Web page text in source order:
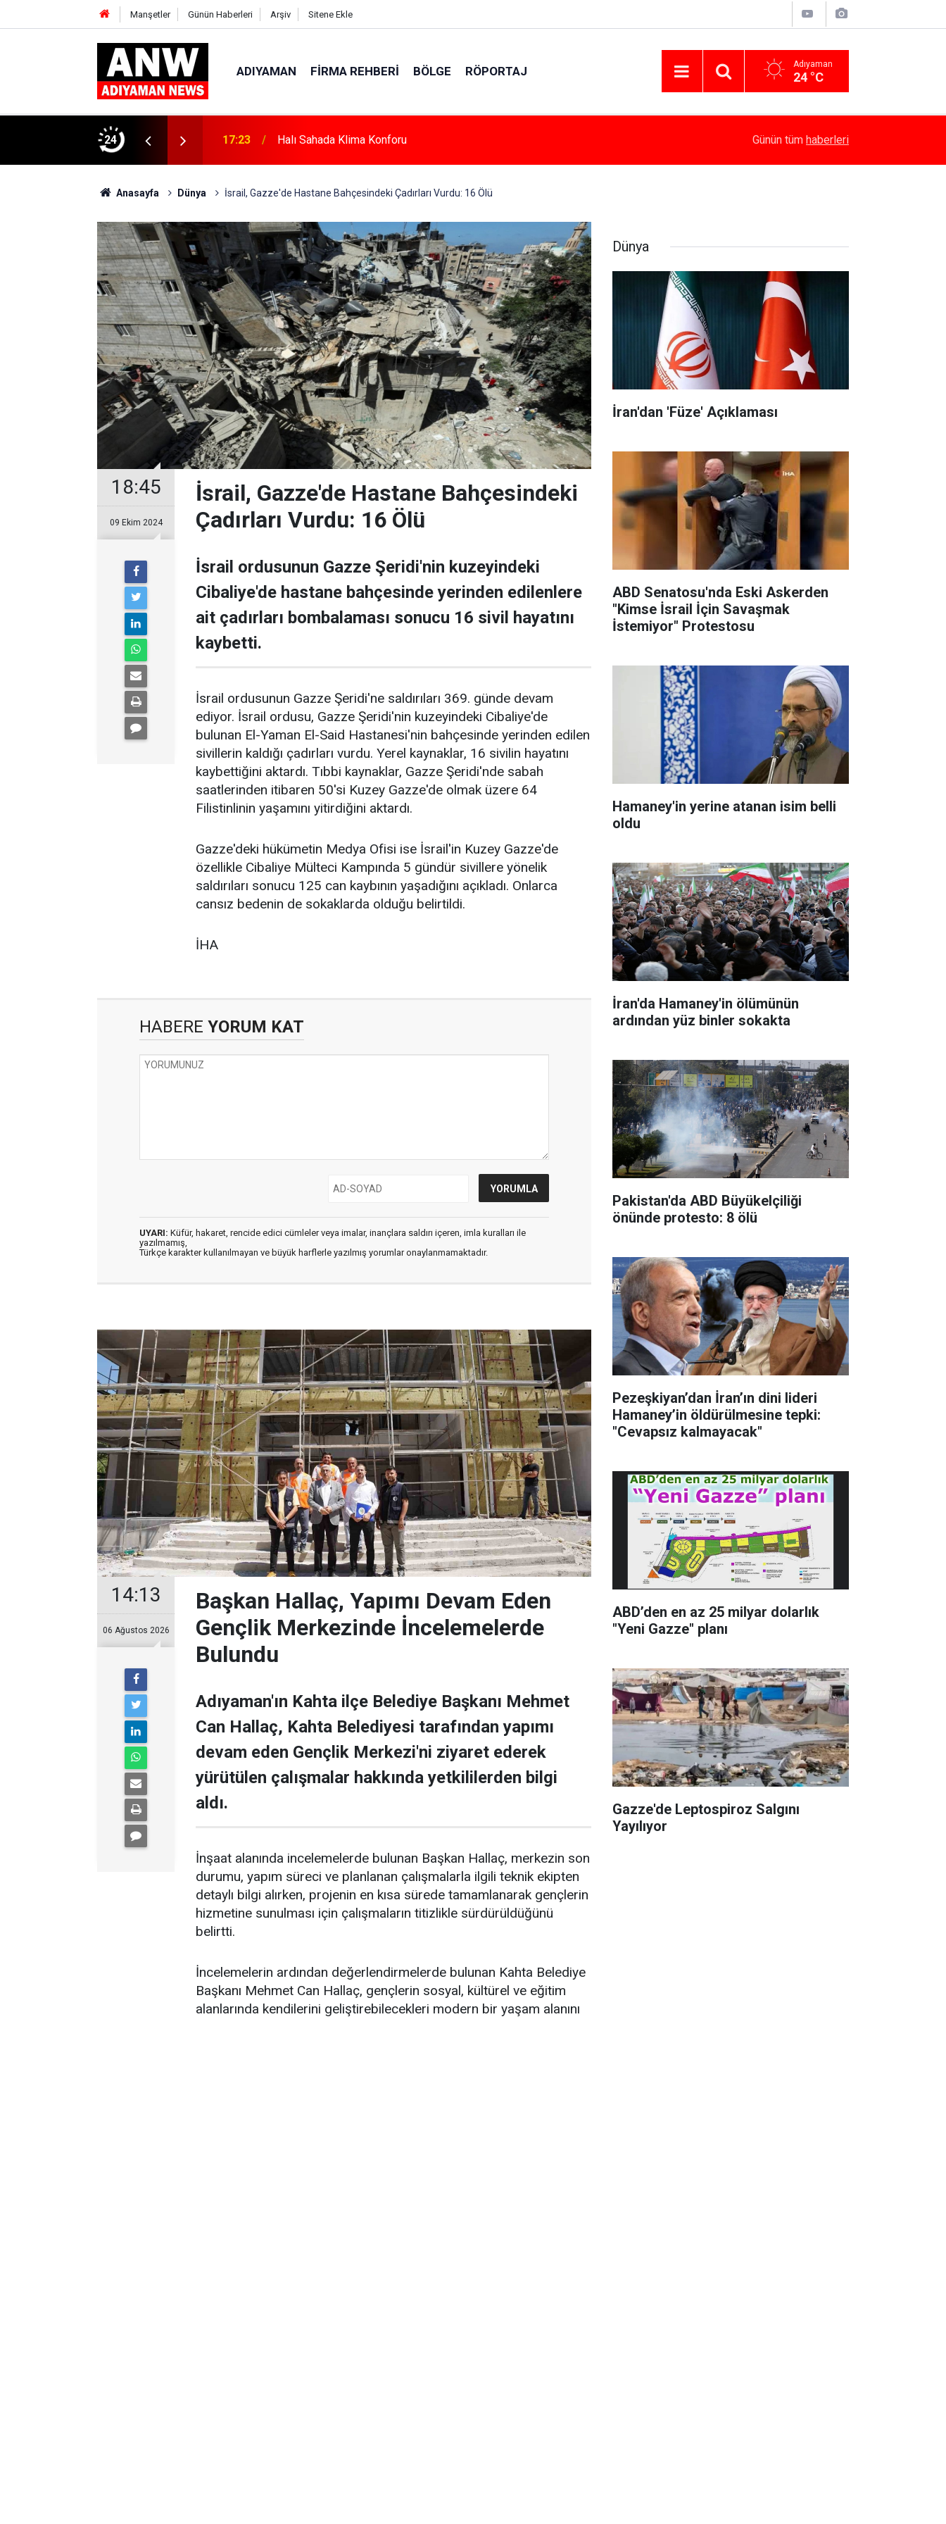
Manşetler Günün Haberleri Arşiv Sitene Ekle
ADIYAMAN FIRMA REHBERI BÖLGE RÖPORTAJ Adıyaman
24 °C
24 17:18 Depremde Azalan Derslik Sayısı Yeni Okullarla Arttı Kaymakam Algın, Kamu Yatırımlarını İnceledi
Günün tüm haberleri
Anasayfa Dünya İsrail, Gazze'de Hastane Bahçesindeki Çadırları Vurdu: 16 Ölü
18:45
09 Ekim 2024
İsrail, Gazze'de Hastane Bahçesindeki
Çadırları Vurdu: 16 Ölü
İsrail ordusunun Gazze Şeridi'nin kuzeyindeki
Cibaliye'de hastane bahçesinde yerinden edilenlere
ait çadırları bombalaması sonucu 16 sivil hayatını
kaybetti.
İsrail ordusunun Gazze Şeridi'ne saldırıları 369. günde devam
ediyor. İsrail ordusu, Gazze Şeridi'nin kuzeyindeki Cibaliye'de
bulunan El-Yaman El-Said Hastanesi'nin bahçesinde yerinden edilen
sivillerin kaldığı çadırları vurdu. Yerel kaynaklar, 16 sivilin hayatını
kaybettiğini aktardı. Tıbbi kaynaklar, Gazze Şeridi'nde sabah
saatlerinden itibaren 50'si Kuzey Gazze'de olmak üzere 64
Filistinlinin yaşamını yitirdiğini aktardı.
Gazze'deki hükümetin Medya Ofisi ise İsrail'in Kuzey Gazze'de
özellikle Cibaliye Mülteci Kampında 5 gündür sivillere yönelik
saldırıları sonucu 125 can kaybının yaşadığını açıkladı. Onlarca
cansız bedenin de sokaklarda olduğu belirtildi.
İHA
HABERE YORUM KAT
UYARI: Küfür, hakaret, rencide edici cümleler veya imalar, inançlara saldırı içeren, imla kuralları ile
yazılmamış,
Türkçe karakter kullanılmayan ve büyük harflerle yazılmış yorumlar onaylanmamaktadır.
14:13
06 Ağustos 2026
Başkan Hallaç, Yapımı Devam Eden
Gençlik Merkezinde İncelemelerde
Bulundu
Adıyaman'ın Kahta ilçe Belediye Başkanı Mehmet
Can Hallaç, Kahta Belediyesi tarafından yapımı
devam eden Gençlik Merkezi'ni ziyaret ederek
yürütülen çalışmalar hakkında yetkililerden bilgi
aldı.
İnşaat alanında incelemelerde bulunan Başkan Hallaç, merkezin son
durumu, yapım süreci ve planlanan çalışmalarla ilgili teknik ekipten
detaylı bilgi alırken, projenin en kısa sürede tamamlanarak gençlerin
hizmetine sunulması için çalışmaların titizlikle sürdürüldüğünü
belirtti.
İncelemelerin ardından değerlendirmelerde bulunan Kahta Belediye
Başkanı Mehmet Can Hallaç, gençlerin sosyal, kültürel ve eğitim
alanlarında kendilerini geliştirebilecekleri modern bir yaşam alanını
Dünya
İran'dan 'Füze' Açıklaması
ABD Senatosu'nda Eski Askerden
"Kimse İsrail İçin Savaşmak
İstemiyor" Protestosu
Hamaney'in yerine atanan isim belli
oldu
İran'da Hamaney'in ölümünün
ardından yüz binler sokakta
Pakistan'da ABD Büyükelçiliği
önünde protesto: 8 ölü
Pezeşkiyan’dan İran’ın dini lideri
Hamaney’in öldürülmesine tepki:
"Cevapsız kalmayacak"
ABD’den en az 25 milyar dolarlık
"Yeni Gazze" planı
Gazze'de Leptospiroz Salgını
Yayılıyor